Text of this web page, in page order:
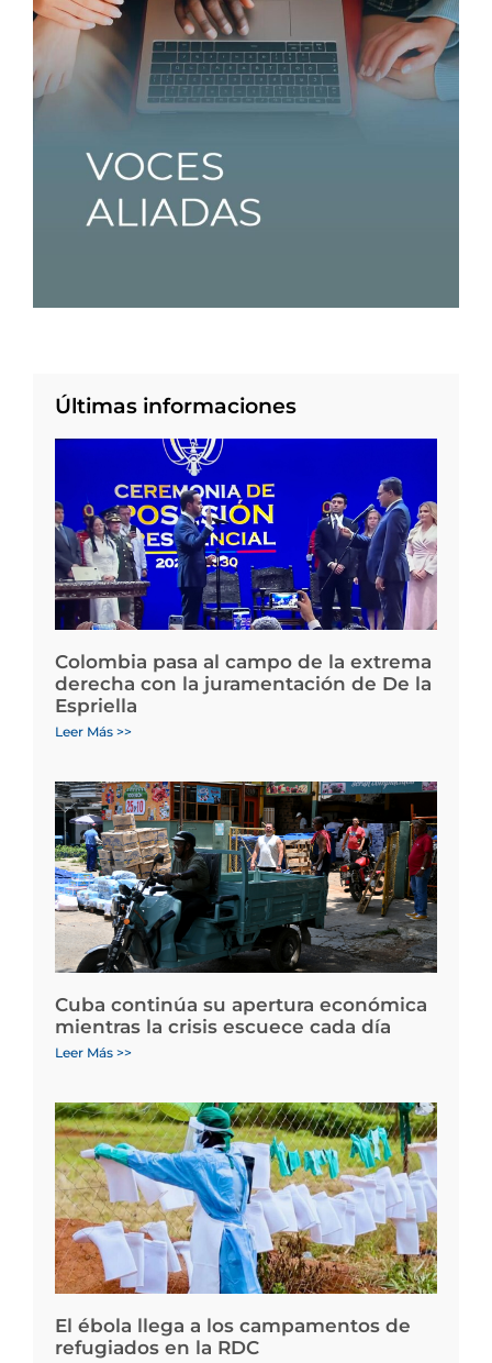
Últimas informaciones
Colombia pasa al campo de la extrema
derecha con la juramentación de De la
Espriella
Leer Más >>
Cuba continúa su apertura económica
mientras la crisis escuece cada día
Leer Más >>
El ébola llega a los campamentos de
refugiados en la RDC